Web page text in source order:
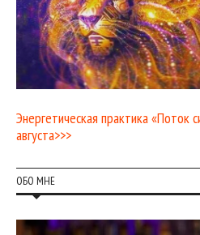
Энергетическая практика «Поток
августа>>>
ОБО МНЕ